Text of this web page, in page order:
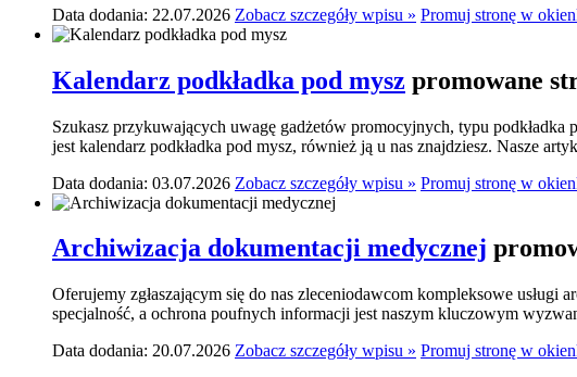
Data dodania: 22.07.2026 Zobacz szczegóły wpisu » Promuj stronę w
Kalendarz podkładka pod mysz promowane
Szukasz przykuwających uwagę gadżetów promocyjnych, typu podkładka
jest kalendarz podkładka pod mysz, również ją u nas znajdziesz. Nasze
Data dodania: 03.07.2026 Zobacz szczegóły wpisu » Promuj stronę w
Archiwizacja dokumentacji medycznej
Oferujemy zgłaszającym się do nas zleceniodawcom kompleksowe
specjalność, a ochrona poufnych informacji jest naszym kluczowym
Data dodania: 20.07.2026 Zobacz szczegóły wpisu » Promuj stronę w